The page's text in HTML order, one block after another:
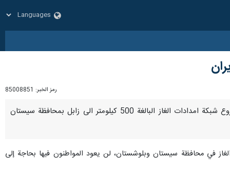
رمز الخبر: 85008851
زاهدان / 25 كانون الثاني/ يناير/ارنا- اعلن وزير النفط الايراني جواد اوجي انه تم تنفيذ 470 كيلومترا من مشروع شبكة امدادات الغاز البالغة 500 كيلومتر الى زابل بمحافظة سيستان
في محافظة سيستان وبلوشستان، لن يعود المواطنون فيها بحاجة إلى